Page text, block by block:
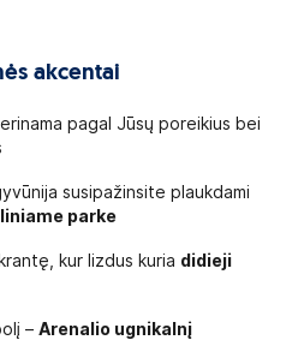
akcentai
pagal Jūsų poreikius bei
susipažinsite plaukdami
parke
kur lizdus kuria didieji
– Arenalio ugnikalnį